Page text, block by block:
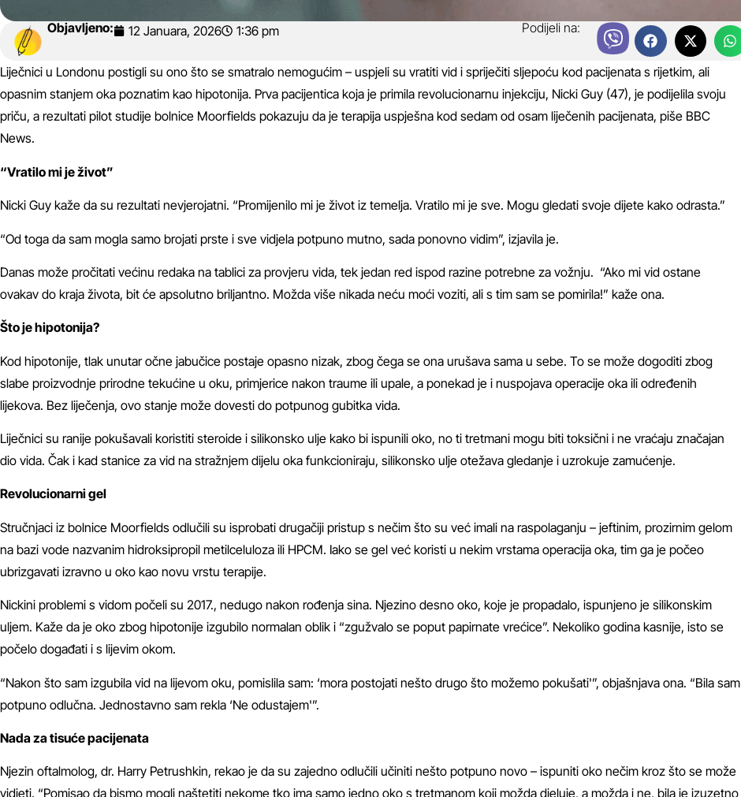
Objavljeno: 12 Januara, 2026 1:36 pm Podijeli na:
Liječnici u Londonu postigli su ono što se smatralo nemogućim – uspjeli su vratiti vid i spriječiti sljepoću kod pacijenata s rijetkim, ali
opasnim stanjem oka poznatim kao hipotonija. Prva pacijentica koja je primila revolucionarnu injekciju, Nicki Guy (47), je podijelila svoju
priču, a rezultati pilot studije bolnice Moorfields pokazuju da je terapija uspješna kod sedam od osam liječenih pacijenata, piše BBC
News.
“Vratilo mi je život”
Nicki Guy kaže da su rezultati nevjerojatni. “Promijenilo mi je život iz temelja. Vratilo mi je sve. Mogu gledati svoje dijete kako odrasta.”
“Od toga da sam mogla samo brojati prste i sve vidjela potpuno mutno, sada ponovno vidim”, izjavila je.
Danas može pročitati većinu redaka na tablici za provjeru vida, tek jedan red ispod razine potrebne za vožnju. “Ako mi vid ostane
ovakav do kraja života, bit će apsolutno briljantno. Možda više nikada neću moći voziti, ali s tim sam se pomirila!” kaže ona.
Što je hipotonija?
Kod hipotonije, tlak unutar očne jabučice postaje opasno nizak, zbog čega se ona urušava sama u sebe. To se može dogoditi zbog
slabe proizvodnje prirodne tekućine u oku, primjerice nakon traume ili upale, a ponekad je i nuspojava operacije oka ili određenih
lijekova. Bez liječenja, ovo stanje može dovesti do potpunog gubitka vida.
Liječnici su ranije pokušavali koristiti steroide i silikonsko ulje kako bi ispunili oko, no ti tretmani mogu biti toksični i ne vraćaju značajan
dio vida. Čak i kad stanice za vid na stražnjem dijelu oka funkcioniraju, silikonsko ulje otežava gledanje i uzrokuje zamućenje.
Revolucionarni gel
Stručnjaci iz bolnice Moorfields odlučili su isprobati drugačiji pristup s nečim što su već imali na raspolaganju – jeftinim, prozirnim gelom
na bazi vode nazvanim hidroksipropil metilceluloza ili HPCM. Iako se gel već koristi u nekim vrstama operacija oka, tim ga je počeo
ubrizgavati izravno u oko kao novu vrstu terapije.
Nickini problemi s vidom počeli su 2017., nedugo nakon rođenja sina. Njezino desno oko, koje je propadalo, ispunjeno je silikonskim
uljem. Kaže da je oko zbog hipotonije izgubilo normalan oblik i “zgužvalo se poput papirnate vrećice”. Nekoliko godina kasnije, isto se
počelo događati i s lijevim okom.
“Nakon što sam izgubila vid na lijevom oku, pomislila sam: ‘mora postojati nešto drugo što možemo pokušati'”, objašnjava ona. “Bila sam
potpuno odlučna. Jednostavno sam rekla ‘Ne odustajem'”.
Nada za tisuće pacijenata
Njezin oftalmolog, dr. Harry Petrushkin, rekao je da su zajedno odlučili učiniti nešto potpuno novo – ispuniti oko nečim kroz što se može
vidjeti. “Pomisao da bismo mogli naštetiti nekome tko ima samo jedno oko s tretmanom koji možda djeluje, a možda i ne, bila je izuzetno